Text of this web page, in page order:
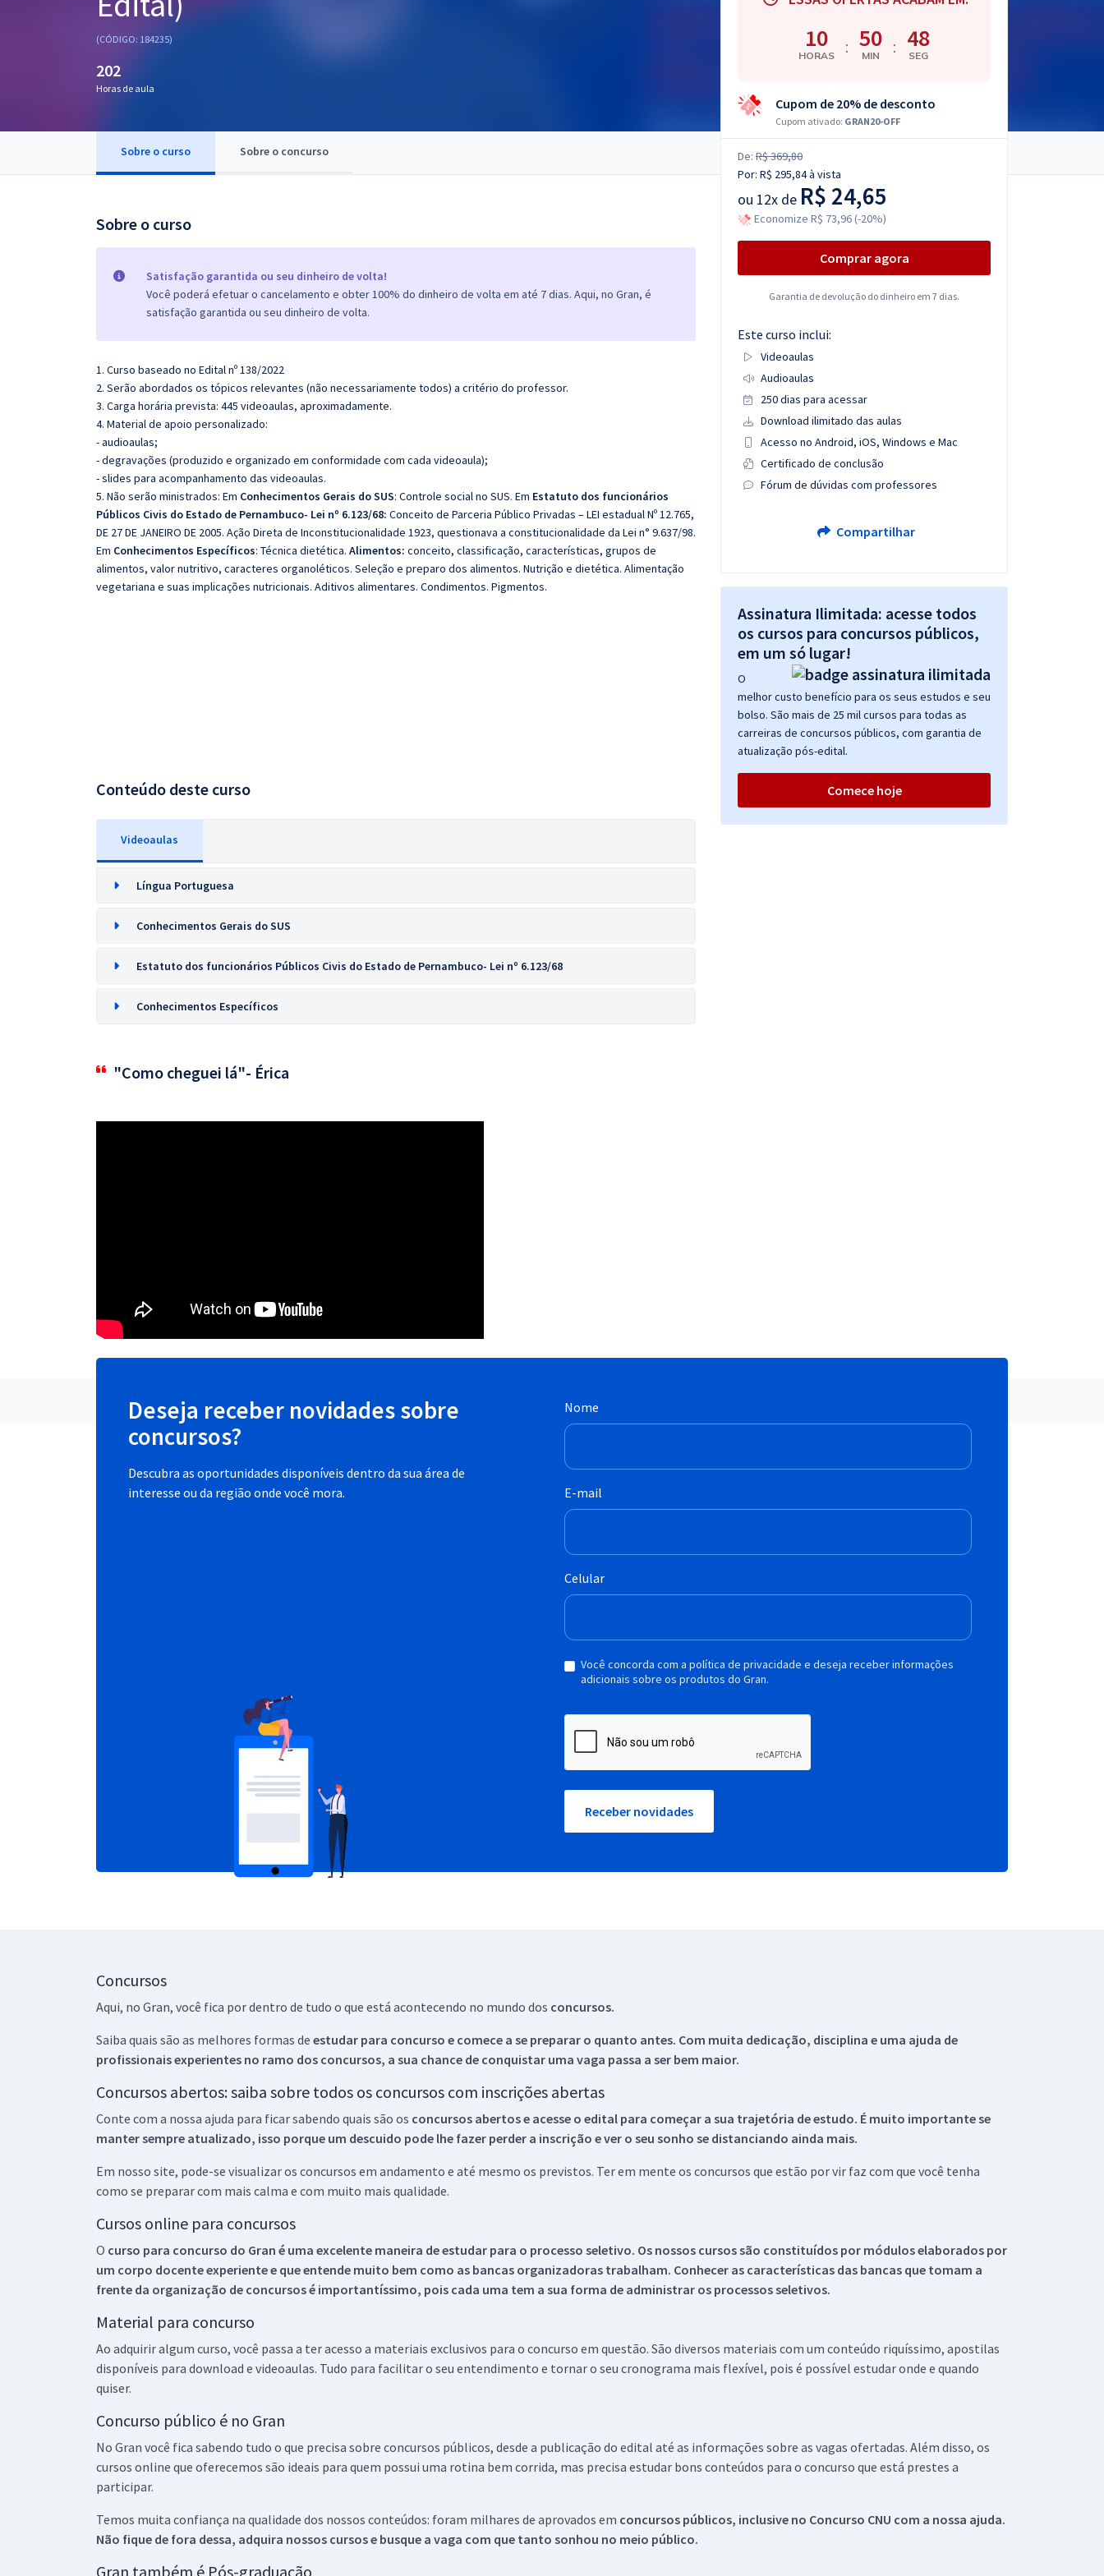
Questões grátis
(CÓDIGO: 184235)
202
Horas de aula
Sobre o curso Sobre o concurso
Sobre o curso
Satisfação garantida ou seu dinheiro de volta!
Você poderá efetuar o cancelamento e obter 100% do dinheiro de volta em até 7 dias. Aqui, no Gran, é
satisfação garantida ou seu dinheiro de volta.
1. Curso baseado no Edital nº 138/2022
2. Serão abordados os tópicos relevantes (não necessariamente todos) a critério do professor.
3. Carga horária prevista: 445 videoaulas, aproximadamente.
4. Material de apoio personalizado:
- audioaulas;
- degravações (produzido e organizado em conformidade com cada videoaula);
- slides para acompanhamento das videoaulas.
5. Não serão ministrados: Em Conhecimentos Gerais do SUS: Controle social no SUS. Em Estatuto dos funcionários
Públicos Civis do Estado de Pernambuco- Lei nº 6.123/68: Conceito de Parceria Público Privadas – LEI estadual Nº 12.765,
DE 27 DE JANEIRO DE 2005. Ação Direta de Inconstitucionalidade 1923, questionava a constitucionalidade da Lei n° 9.637/98.
Em Conhecimentos Específicos: Técnica dietética. Alimentos: conceito, classificação, características, grupos de
alimentos, valor nutritivo, caracteres organoléticos. Seleção e preparo dos alimentos. Nutrição e dietética. Alimentação
vegetariana e suas implicações nutricionais. Aditivos alimentares. Condimentos. Pigmentos.
Conteúdo deste curso
Videoaulas
Língua Portuguesa
Conhecimentos Gerais do SUS
Estatuto dos funcionários Públicos Civis do Estado de Pernambuco- Lei nº 6.123/68
Conhecimentos Específicos
"Como cheguei lá"- Érica
10
HORAS : 50
MIN : 47
SEG
Cupom de 20% de desconto
Cupom ativado: GRAN20-OFF
De: R$ 369,80
Por: R$ 295,84à vista
ou 12x de R$ 24,65
Economize R$ 73,96 (-20%)
Comprar agora
Garantia de devolução do dinheiro em 7 dias.
Este curso inclui:
Videoaulas
Audioaulas
250 dias para acessar
Download ilimitado das aulas
Acesso no Android, iOS, Windows e Mac
Certificado de conclusão
Fórum de dúvidas com professores
Compartilhar
Assinatura Ilimitada: acesse todos
os cursos para concursos públicos,
em um só lugar!
O
melhor custo benefício para os seus estudos e seu
bolso. São mais de 25 mil cursos para todas as
carreiras de concursos públicos, com garantia de
atualização pós-edital.
Comece hoje
Deseja receber novidades sobre
concursos?
Descubra as oportunidades disponíveis dentro da sua área de
interesse ou da região onde você mora.
Nome
E-mail
Celular
Você concorda com a política de privacidade e deseja receber informações
adicionais sobre os produtos do Gran.
Receber novidades
Concursos
Aqui, no Gran, você fica por dentro de tudo o que está acontecendo no mundo dos concursos.
Saiba quais são as melhores formas de estudar para concurso e comece a se preparar o quanto antes. Com muita dedicação, disciplina e uma ajuda de
profissionais experientes no ramo dos concursos, a sua chance de conquistar uma vaga passa a ser bem maior.
Concursos abertos: saiba sobre todos os concursos com inscrições abertas
Conte com a nossa ajuda para ficar sabendo quais são os concursos abertos e acesse o edital para começar a sua trajetória de estudo. É muito importante se
manter sempre atualizado, isso porque um descuido pode lhe fazer perder a inscrição e ver o seu sonho se distanciando ainda mais.
Em nosso site, pode-se visualizar os concursos em andamento e até mesmo os previstos. Ter em mente os concursos que estão por vir faz com que você tenha
como se preparar com mais calma e com muito mais qualidade.
Cursos online para concursos
O curso para concurso do Gran é uma excelente maneira de estudar para o processo seletivo. Os nossos cursos são constituídos por módulos elaborados por
um corpo docente experiente e que entende muito bem como as bancas organizadoras trabalham. Conhecer as características das bancas que tomam a
frente da organização de concursos é importantíssimo, pois cada uma tem a sua forma de administrar os processos seletivos.
Material para concurso
Ao adquirir algum curso, você passa a ter acesso a materiais exclusivos para o concurso em questão. São diversos materiais com um conteúdo riquíssimo, apostilas
disponíveis para download e videoaulas. Tudo para facilitar o seu entendimento e tornar o seu cronograma mais flexível, pois é possível estudar onde e quando
quiser.
Concurso público é no Gran
No Gran você fica sabendo tudo o que precisa sobre concursos públicos, desde a publicação do edital até as informações sobre as vagas ofertadas. Além disso, os
cursos online que oferecemos são ideais para quem possui uma rotina bem corrida, mas precisa estudar bons conteúdos para o concurso que está prestes a
participar.
Temos muita confiança na qualidade dos nossos conteúdos: foram milhares de aprovados em concursos públicos, inclusive no Concurso CNU com a nossa ajuda.
Não fique de fora dessa, adquira nossos cursos e busque a vaga com que tanto sonhou no meio público.
Gran também é Pós-graduação